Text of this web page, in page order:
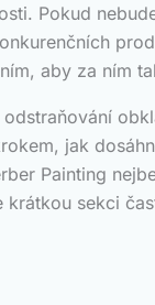
Pokud
aby za ním
jak
Painting
sekci